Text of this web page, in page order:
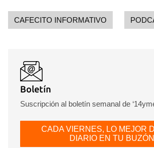
CAFECITO INFORMATIVO
Boletín
Suscripción al boletín semanal de
CADA VIERNES, LO MEJOR
DIARIO EN TU